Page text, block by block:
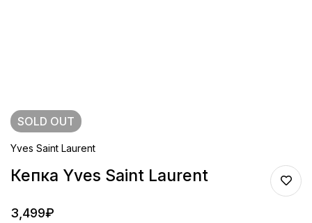
SOLD OUT
Yves Saint Laurent
Кепка Yves Saint Laurent
3,499₽